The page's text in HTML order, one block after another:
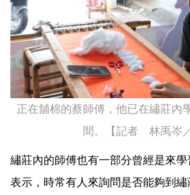
正在舖棉的蔡師傅，他已在繡莊內
間。【記者 林禹岑／
繡莊內的師傅也有一部分曾經是來
表示，時常有人來詢問是否能夠到